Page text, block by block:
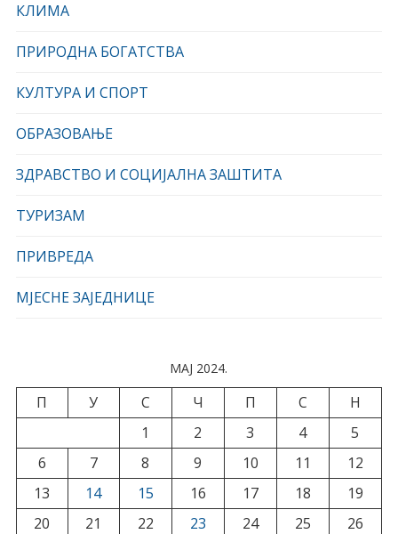
КЛИМА
ПРИРОДНА БОГАТСТВА
КУЛТУРА И СПОРТ
ОБРАЗОВАЊЕ
ЗДРАВСТВО И СОЦИЈАЛНА ЗАШТИТА
ТУРИЗАМ
ПРИВРЕДА
МЈЕСНЕ ЗАЈЕДНИЦЕ
МАЈ 2024.
П У С Ч П С
Н
1
2 3 4
5
6
7 8 9 10 11
12
13
14 15 16 17 18
19
20
21 22 23 24 25
26